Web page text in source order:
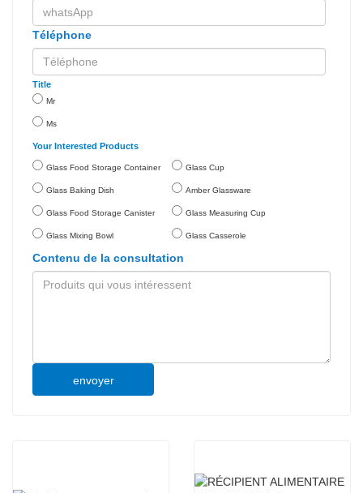
Téléphone
Title
Mr
Ms
Your Interested Products
Glass Food Storage Container
Glass Baking Dish
Glass Food Storage Canister
Glass Mixing Bowl
Glass Cup
Amber Glassware
Glass Measuring Cup
Glass Casserole
Contenu de la consultation
envoyer